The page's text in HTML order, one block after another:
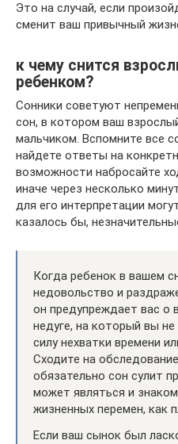
Это на случай, если
сменит ваш привычный
к чему снится
ребенком?
Сонники советуют
сон, в котором ваш
мальчиком. Вспомните все
найдете ответы на
возможности набросайте
иначе через несколько
для его интерпретации
казалось бы,
Когда ребенок в вашем
недовольство и
он предупреждает вас
недуге, на который вы
силу нехватки времени
Сходите на
обязательно сон сулит
может являться и
жизненных перемен, как
Если ваш сынок был